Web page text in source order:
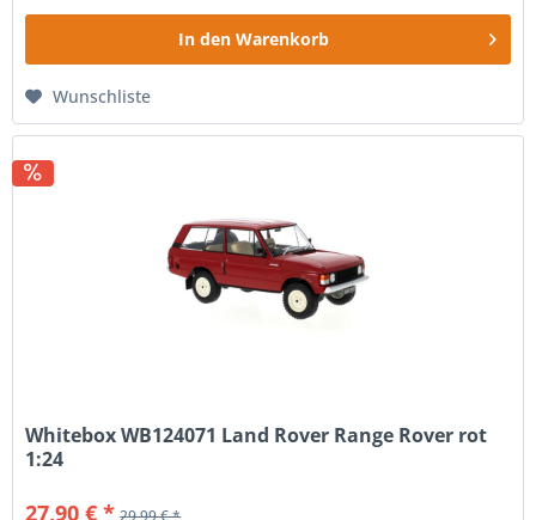
In den Warenkorb
Wunschliste
Whitebox WB124071 Land Rover Range Rover rot
1:24
27,90 € * 29,99 € *